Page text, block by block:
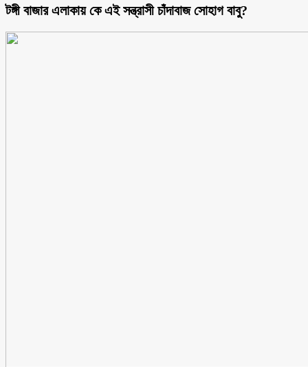
টঙ্গী বাজার এলাকায় কে এই সন্ত্রাসী চাঁদাবাজ সোহাগ বাবু?